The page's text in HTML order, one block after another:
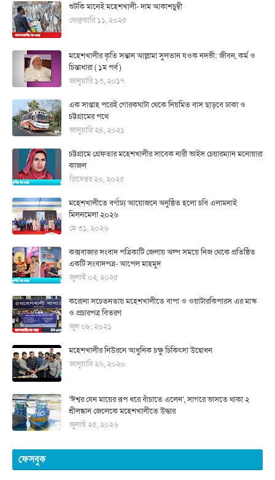
শুটকি মানেই মহেশখালী- দাম আকাশচুম্বী
ফেব্রুয়ারি ১১, ২০২৫
মহেশখালীর কৃতি সন্তান আল্লামা সুলতান যওক নদভী: জীবন, কর্ম ও
চিন্তাধারা ( ১ম পর্ব )
জানুয়ারি ১৩, ২০১৭
এক সাপ্তাহ পরেই গোরকঘাটা থেকে নিয়মিত বাস ছাড়বে ঢাকা ও
চট্টগ্রামের পথে
জানুয়ারি ২৪, ২০২১
চট্টগ্রামে গ্রেফতার মহেশখালীর সাবেক নারী ভাইস চেয়ারম্যান মনোয়ারা
কাজল
ডিসেম্বর ২০, ২০২৫
মহেশখালীতে বর্ণাঢ্য আয়োজনে অনুষ্ঠিত হলো চবি এলামনাই
মিলনমেলা ২০২৬
মে ৩১, ২০২৬
কক্সবাজার সংবাদ পত্রিকাটি জেলায় অল্প সময়ে নিজ থেকে প্রতিষ্ঠিত
একটি সংবাদপত্র- আপেল মাহমুদ
জুলাই ০২, ২০২৫
করোনা সচেতনতায় মহেশখালীতে বাপা ও ওয়াটারকিপারস এর মাস্ক
ও প্রচারপত্র বিতরণ
জুন ০৮, ২০২১
মহেশখালীর নিউরনে আধুনিক চক্ষু চিকিৎসা উদ্বোধন
জানুয়ারি ২৬, ২০২০
‘ঈশ্বর যেন মায়ের রূপ ধরে বাঁচাতে এলেন’, সাগরে ভাসতে থাকা ২
শ্রীলঙ্কান জেলেকে মহেশখালীতে উদ্ধার
জুলাই ২৫, ২০২৬
ফেসবুক